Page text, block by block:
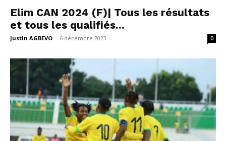
Elim CAN 2024 (F)| Tous les résultats
et tous les qualifiés...
Justin AGBEVO - 6 décembre 2023 0